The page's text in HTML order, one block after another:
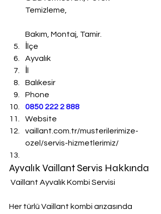
Temizleme,
Bakım, Montaj, Tamir.
İlçe
Ayvalık
Balıkesir
Phone
0850 222 2 888
Website
vaillant.com.tr/musterilerimize-
ozel/servis-hizmetlerimiz/
Ayvalık Vaillant Servis Hakkında
Vaillant Ayvalık Kombi Servisi
Her türlü Vaillant kombi arızasında